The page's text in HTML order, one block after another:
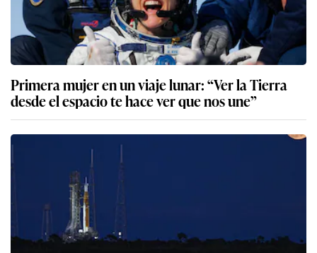
Primera mujer en un viaje lunar: “Ver la Tierra
desde el espacio te hace ver que nos une”